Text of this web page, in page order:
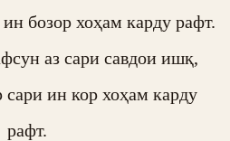
бозор хоҳам карду рафт.
аз сари савдои ишқ,
ин кор хоҳам карду
рафт.